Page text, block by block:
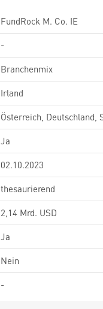
FundRock M. Co. IE
-
Branchenmix
Irland
Österreich, Deutschland,
Ja
02.10.2023
thesaurierend
2,14 Mrd. USD
Ja
Nein
-